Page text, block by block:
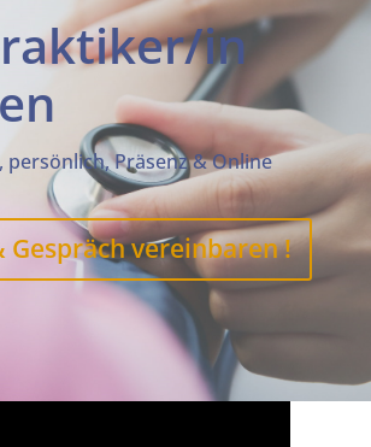
in
persönlich, Präsenz & Online
Gespräch vereinbaren !